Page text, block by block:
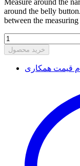
around the belly
between the
خرید محصول
قیمت همکاری